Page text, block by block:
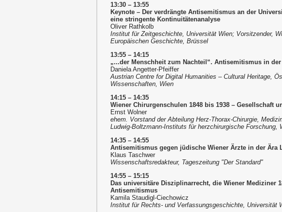
13:30 – 13:55
Keynote – Der verdrängte Antisemitismus an der
eine stringente Kontinuitätenanalyse
Oliver Rathkolb
Institut für Zeitgeschichte, Universität Wien; Vorsitzender,
Europäischen Geschichte, Brüssel
13:55 – 14:15
„...der Menschheit zum Nachteil“. Antisemitismus in
Daniela Angetter-Pfeiffer
Austrian Centre for Digital Humanities – Cultural Heritage,
Wissenschaften, Wien
14:15 – 14:35
Wiener Chirurgenschulen 1848 bis 1938 – Gesellschaft
Ernst Wolner
ehem. Vorstand der Abteilung Herz-Thorax-Chirurgie,
Ludwig-Boltzmann-Instituts für herzchirurgische Forschung,
14:35 – 14:55
Antisemitismus gegen jüdische Wiener Ärzte in der Ära
Klaus Taschwer
Wissenschaftsredakteur, Tageszeitung "Der Standard"
14:55 – 15:15
Das universitäre Disziplinarrecht, die Wiener Mediziner
Antisemitismus
Kamila Staudigl-Ciechowicz
Institut für Rechts- und Verfassungsgeschichte, Universität